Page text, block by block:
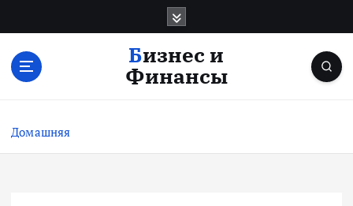
с
Бизнес и
Финансы
Домашняя